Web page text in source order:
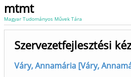
mtmt
Magyar Tudományos Művek Tára
Szervezetfejlesztési
Váry, Annamária [Váry,